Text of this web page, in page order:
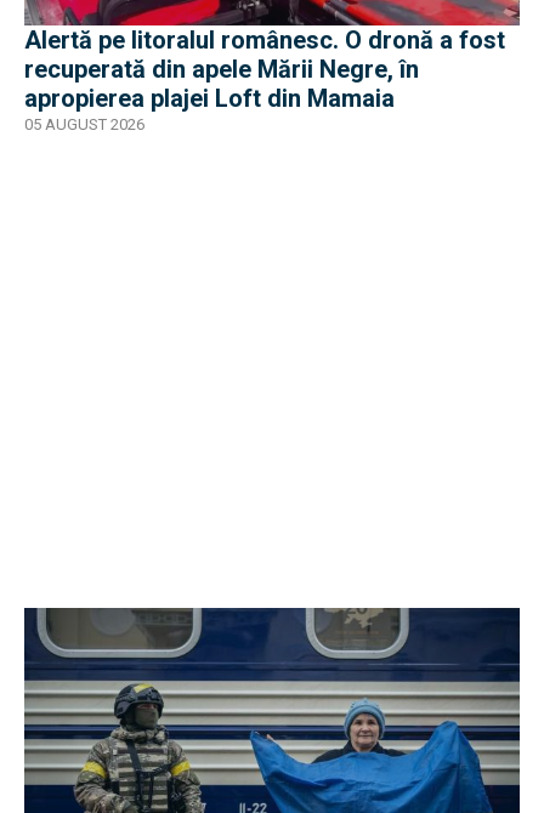
Alertă pe litoralul românesc. O dronă a fost
recuperată din apele Mării Negre, în
apropierea plajei Loft din Mamaia
05 AUGUST 2026